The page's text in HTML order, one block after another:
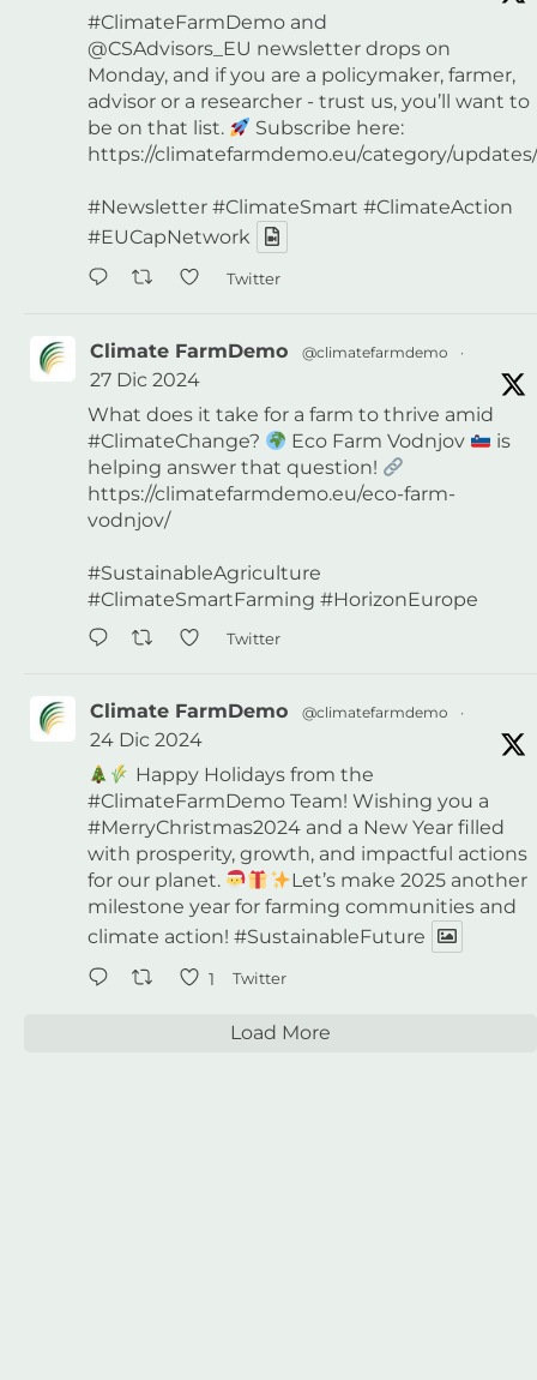
#ClimateFarmDemo and
@CSAdvisors_EU newsletter drops on
Monday, and if you are a policymaker, farmer,
advisor or a researcher - trust us, you’ll want to
be on that list.
Subscribe here:
https://climatefarmdemo.eu/category/
#Newsletter #ClimateSmart #ClimateAction
#EUCapNetwork
Twitter
Climate FarmDemo @climatefarmdemo ·
27 Dic 2024
What does it take for a farm to thrive amid
#ClimateChange? Eco Farm Vodnjov
is
helping answer that question!
https://climatefarmdemo.eu/eco-farm-
vodnjov/
#SustainableAgriculture
#ClimateSmartFarming #HorizonEurope
Twitter
Climate FarmDemo @climatefarmdemo ·
24 Dic 2024
Happy Holidays from the
#ClimateFarmDemo Team! Wishing you a
#MerryChristmas2024 and a New Year filled
with prosperity, growth, and impactful actions
for our planet.
Let’s make 2025 another
milestone year for farming communities and
climate action! #SustainableFuture
1 Twitter
Load More